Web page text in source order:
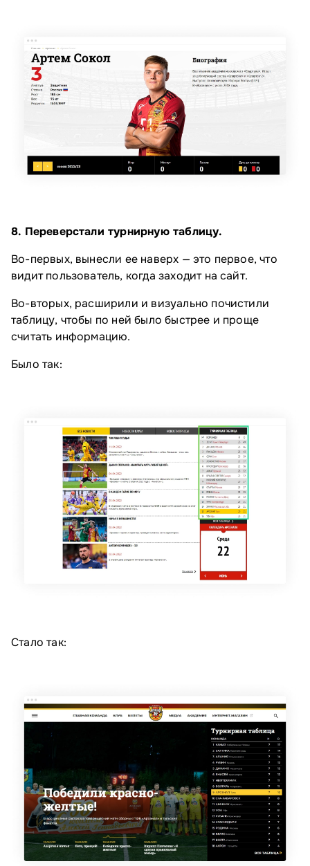
8. Переверстали турнирную таблицу.
Во-первых, вынесли ее наверх — это первое, что
видит пользователь, когда заходит на сайт.
Во-вторых, расширили и визуально почистили
таблицу, чтобы по ней было быстрее и проще
считать информацию.
Было так:
Стало так: